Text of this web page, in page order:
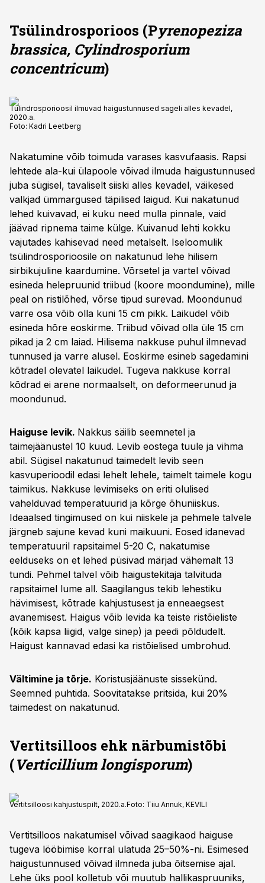
Tsülindrosporioos (Pyrenopeziza
brassica, Cylindrosporium
concentricum)
Tülindrosporioosil ilmuvad haigustunnused sageli alles kevadel,
2020.a.
Foto: Kadri Leetberg
Nakatumine võib toimuda varases kasvufaasis. Rapsi
lehtede ala-kui ülapoole võivad ilmuda haigustunnused
juba sügisel, tavaliselt siiski alles kevadel, väikesed
valkjad ümmargused täpilised laigud. Kui nakatunud
lehed kuivavad, ei kuku need mulla pinnale, vaid
jäävad ripnema taime külge. Kuivanud lehti kokku
vajutades kahisevad need metalselt. Iseloomulik
tsülindrosporioosile on nakatunud lehe hilisem
sirbikujuline kaardumine. Võrsetel ja vartel võivad
esineda helepruunid triibud (koore moondumine), mille
peal on ristilõhed, võrse tipud surevad. Moondunud
varre osa võib olla kuni 15 cm pikk. Laikudel võib
esineda hõre eoskirme. Triibud võivad olla üle 15 cm
pikad ja 2 cm laiad. Hilisema nakkuse puhul ilmnevad
tunnused ja varre alusel. Eoskirme esineb sagedamini
kõtradel olevatel laikudel. Tugeva nakkuse korral
kõdrad ei arene normaalselt, on deformeerunud ja
moondunud.
Haiguse levik. Nakkus säilib seemnetel ja
taimejäänustel 10 kuud. Levib eostega tuule ja vihma
abil. Sügisel nakatunud taimedelt levib seen
kasvuperioodil edasi lehelt lehele, taimelt taimele kogu
taimikus. Nakkuse levimiseks on eriti olulised
vahelduvad temperatuurid ja kõrge õhuniiskus.
Ideaalsed tingimused on kui niiskele ja pehmele talvele
järgneb sajune kevad kuni maikuuni. Eosed idanevad
temperatuuril rapsitaimel 5-20 C, nakatumise
eelduseks on et lehed püsivad märjad vähemalt 13
tundi. Pehmel talvel võib haigustekitaja talvituda
rapsitaimel lume all. Saagilangus tekib lehestiku
hävimisest, kõtrade kahjustusest ja enneaegsest
avanemisest. Haigus võib levida ka teiste ristõieliste
(kõik kapsa liigid, valge sinep) ja peedi põldudelt.
Haigust kannavad edasi ka ristõielised umbrohud.
Vältimine ja tõrje. Koristusjäänuste sissekünd.
Seemned puhtida. Soovitatakse pritsida, kui 20%
taimedest on nakatunud.
Vertitsilloos ehk närbumistõbi
(Verticillium longisporum)
Vertitsilloosi kahjustuspilt, 2020.a.Foto: Tiiu Annuk, KEVILI
Vertitsilloos nakatumisel võivad saagikaod haiguse
tugeva lööbimise korral ulatuda 25–50%-ni. Esimesed
haigustunnused võivad ilmneda juba õitsemise ajal.
Lehe üks pool kolletub või muutub hallikaspruuniks,